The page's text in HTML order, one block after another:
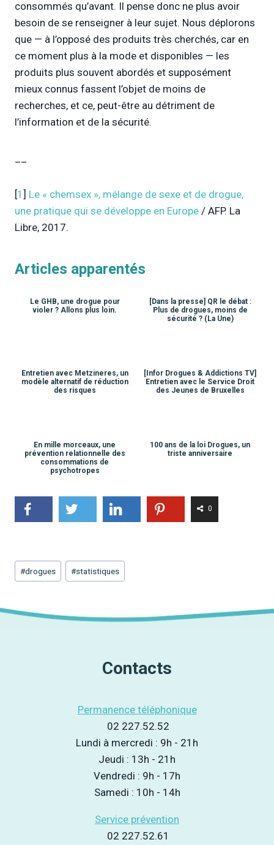
consommés qu’avant. Il pense donc ne plus avoir
besoin de se renseigner à leur sujet. Nous déplorons
que — à l’opposé des produits très cherchés, car en
ce moment plus à la mode et disponibles — les
produits plus souvent abordés et supposément
mieux connus fassent l’objet de moins de
recherches, et ce, peut-être au détriment de
l’information et de la sécurité.
[1 ] Le « chemsex », mélange de sexe et de drogue,
une pratique qui se développe en Europe / AFP. La
Libre, 2017.
Articles apparentés
Le GHB, une drogue pour
violer ? Allons plus loin.
[Dans la presse] QR le débat :
Plus de drogues, moins de
sécurité ? (La Une)
Entretien avec Metzineres, un
modèle alternatif de réduction
des risques
[Infor Drogues & Addictions TV]
Entretien avec le Service Droit
des Jeunes de Bruxelles
En mille morceaux, une
prévention relationnelle des
consommations de
psychotropes
100 ans de la loi Drogues, un
triste anniversaire
0
Étiquettes
de
publication :
#drogues #statistiques
Contacts
Permanence téléphonique
02 227.52.52
Lundi à mercredi : 9h - 21h
Jeudi : 13h - 21h
Vendredi : 9h - 17h
Samedi : 10h - 14h
Service prévention
02 227.52.61